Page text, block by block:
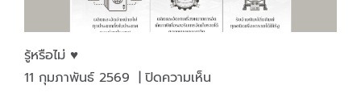
รู้หรือไม่ ♥️
11 กุมภาพันธ์ 2569 | ปิดความเห็นบน